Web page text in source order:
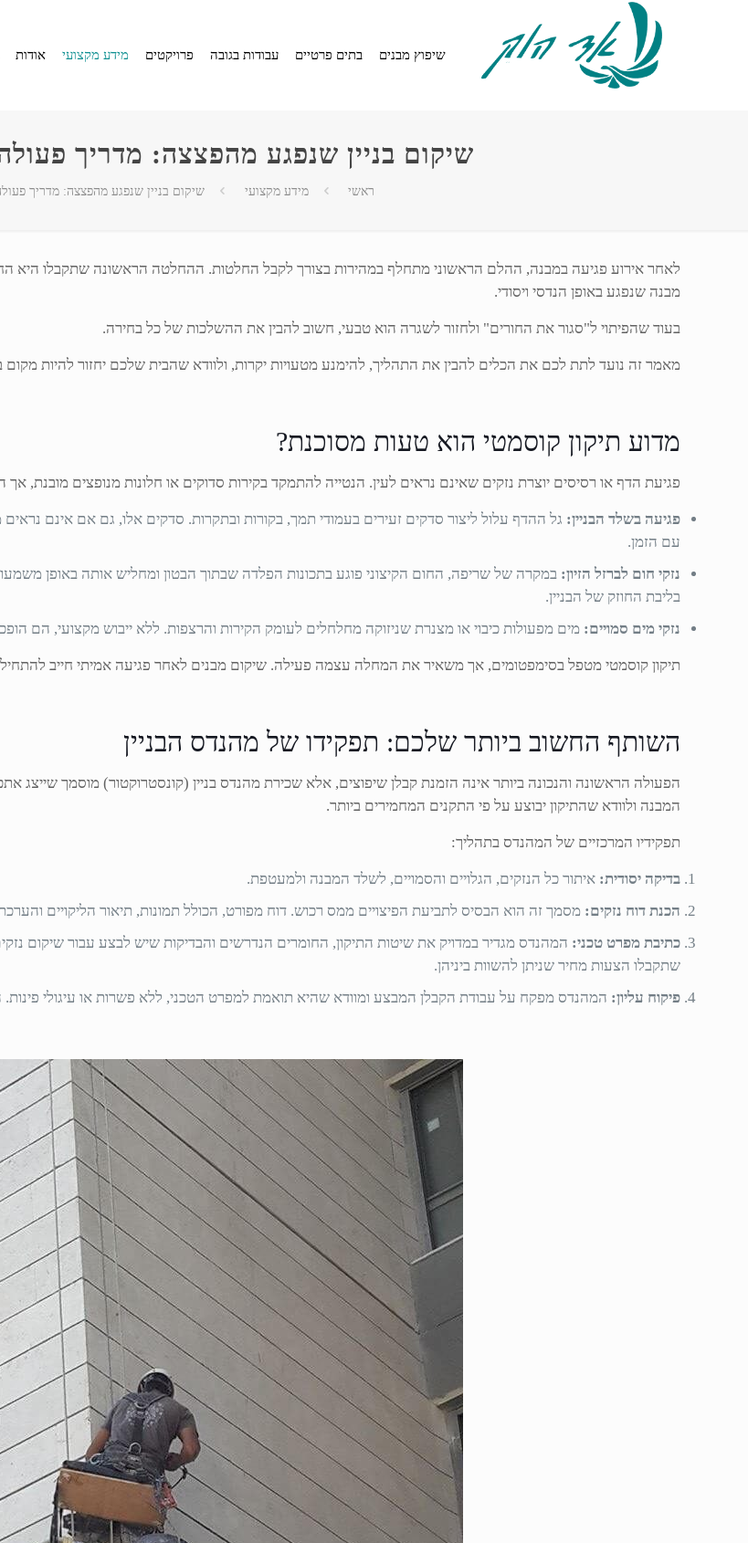
שיפוץ מבנים בתים פרטיים עבודות בגובה פרויקטים מידע מקצועי אודות
שיקום בניין שנפגע מהפצצה: מדריך
ראשי מידע מקצועי שיקום בניין שנפגע מהפצצה: מדריך
לאחר אירוע פגיעה במבנה, ההלם הראשוני מתחלף במהירות בצורך לקבל החלטות. ההחלטה הראשונה שתקבלו היא
מבנה שנפגע באופן הנדסי ויסודי.
בעוד שהפיתוי ל"סגור את החורים" ולחזור לשגרה הוא טבעי, חשוב להבין את ההשלכות של כל בחירה.
מאמר זה נועד לתת לכם את הכלים להבין את התהליך, להימנע מטעויות יקרות, ולוודא שהבית שלכם יחזור להיות
מדוע תיקון קוסמטי הוא טעות מסוכנת?
פגיעת הדף או רסיסים יוצרת נזקים שאינם נראים לעין. הנטייה להתמקד בקירות סדוקים או חלונות מנופצים מובנת,
פגיעה בשלד הבניין: גל ההדף עלול ליצור סדקים זעירים בעמודי תמך, בקורות ובתקרות. סדקים אלו, גם אם אינם
עם הזמן.
נזקי חום לברזל הזיון:במקרה של שריפה, החום הקיצוני פוגע בתכונות הפלדה שבתוך הבטון ומחליש אותה באופן
בליבת החוזק של הבניין.
נזקי מים סמויים:מים מפעולות כיבוי או מצנרת שניזוקה מחלחלים לעומק הקירות והרצפות. ללא ייבוש מקצועי, הם
תיקון קוסמטי מטפל בסימפטומים, אך משאיר את המחלה עצמה פעילה. שיקום מבנים לאחר פגיעה אמיתי חייב להתחיל
השותף החשוב ביותר שלכם: תפקידו של מהנדס הבניין
הפעולה הראשונה והנכונה ביותר אינה הזמנת קבלן שיפוצים, אלא שכירת מהנדס בניין (קונסטרוקטור) מוסמך שייצג
המבנה ולוודא שהתיקון יבוצע על פי התקנים המחמירים ביותר.
תפקידיו המרכזיים של המהנדס בתהליך:
בדיקה יסודית: איתור כל הנזקים, הגלויים והסמויים, לשלד המבנה ולמעטפת.
הכנת דוח נזקים: מסמך זה הוא הבסיס לתביעת הפיצויים ממס רכוש. דוח מפורט, הכולל תמונות, תיאור הליקויים
כתיבת מפרט טכני: המהנדס מגדיר במדויק את שיטות התיקון, החומרים הנדרשים והבדיקות שיש לבצע עבור שיקום
שתקבלו הצעות מחיר שניתן להשוות ביניהן.
פיקוח עליון: המהנדס מפקח על עבודת הקבלן המבצע ומוודא שהיא תואמת למפרט הטכני, ללא פשרות או עיגולי